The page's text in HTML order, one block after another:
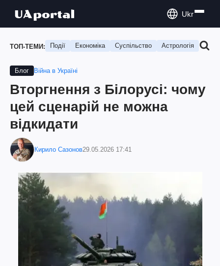
Ukr
ТОП-ТЕМИ: Події Економіка Суспільство Астрологія
Блог Війна в Україні
Вторгнення з Білорусі: чому
цей сценарій не можна
відкидати
Кирило Сазонов29.05.2026 17:41